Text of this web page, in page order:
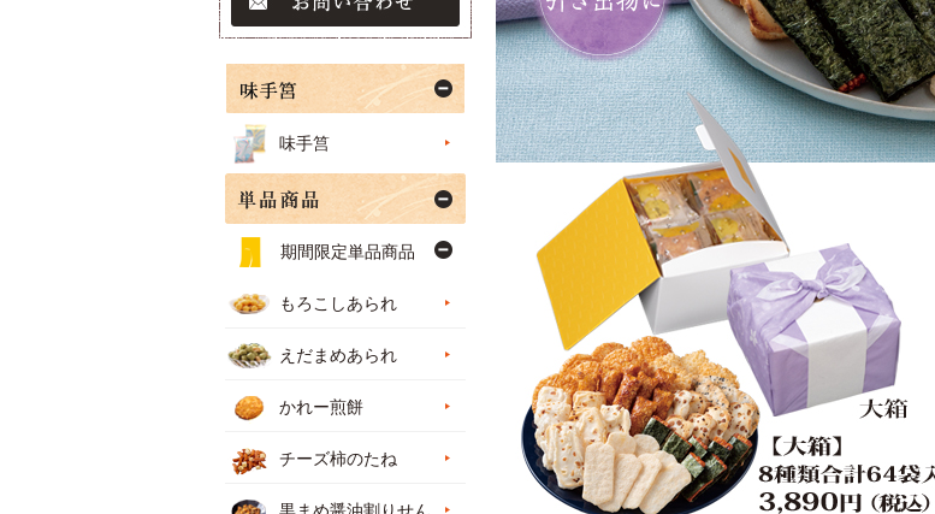
味手筥
期間限定単品商品
もろこしあられ
えだまめあられ
かれー煎餅
チーズ柿のたね